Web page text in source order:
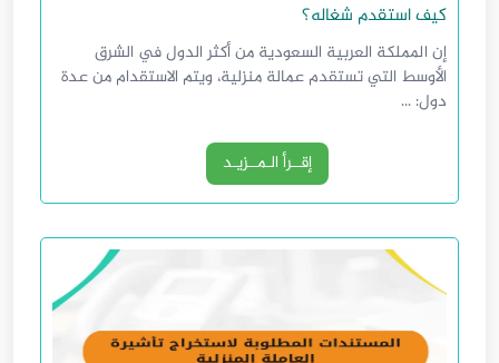
كيف استقدم شغاله؟
إن المملكة العربية السعودية من أكثر الدول في الشرق
الأوسط التي تستقدم عمالة منزلية، ويتم الاستقدام من عدة
دول: ...
إقــرأ الـمــزيـد